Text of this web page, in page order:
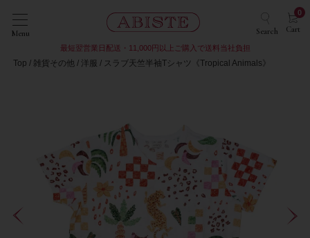
Menu Search Cart
0
最短翌営業日配送・11,000円以上ご購入で送料当社負担
Top 雑貨その他 洋服 スラブ天竺半袖Tシャツ《Tropical Animals》